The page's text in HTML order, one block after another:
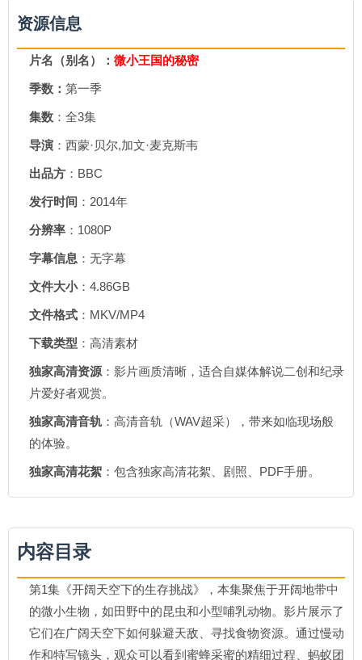
资源信息
片名（别名）： 微小王国的秘密
季数： 第一季
集数 ：全3集
导演 ：西蒙·贝尔,加文·麦克斯韦
出品方 ：BBC
发行时间 ：2014年
分辨率 ：1080P
字幕信息 ：无字幕
文件大小：4.86GB
文件格式 ：MKV/MP4
下载类型 ：高清素材
独家高清资源 ：影片画质清晰，适合自媒体解说二创和纪录
片爱好者观赏。
独家高清音轨 ：高清音轨（WAV超采），带来如临现场般
的体验。
独家高清花絮 ：包含独家高清花絮、剧照、PDF手册。
内容目录
第1集《开阔天空下的生存挑战》，本集聚焦于开阔地带中
的微小生物，如田野中的昆虫和小型哺乳动物。影片展示了
它们在广阔天空下如何躲避天敌、寻找食物资源。通过慢动
作和特写镜头，观众可以看到蜜蜂采蜜的精细过程、蚂蚁团